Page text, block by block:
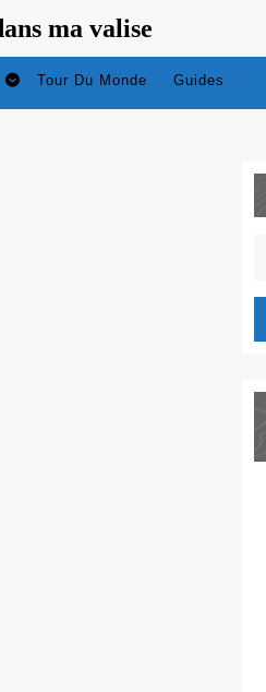
ma valise
Tour Du Monde Guides